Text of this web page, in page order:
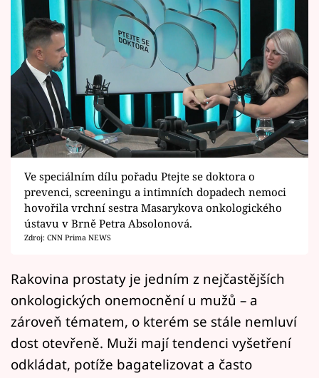
Seriály
Horoskopy
Sledujte prima+
Filmový festival Karlovy Vary
Mámy sobě
Přihlášení
Sledujte nás
Ve speciálním dílu pořadu Ptejte se doktora o
prevenci, screeningu a intimních dopadech nemoci
hovořila vrchní sestra Masarykova onkologického
ústavu v Brně Petra Absolonová.
Zdroj: CNN Prima NEWS
Rakovina prostaty je jedním z nejčastějších
onkologických onemocnění u mužů – a
zároveň tématem, o kterém se stále nemluví
dost otevřeně. Muži mají tendenci vyšetření
odkládat, potíže bagatelizovat a často